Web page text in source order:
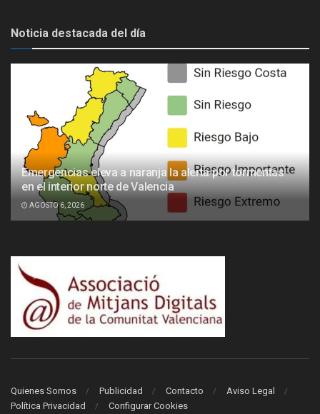
Noticia destacada del día
Emergencias eleva a naranja la alerta por tormentas
en el interior norte de Valencia
AGOSTO 6, 2026
Quienes Somos Publicidad Contacto
Aviso Legal
Política Privacidad
Configurar Cookies